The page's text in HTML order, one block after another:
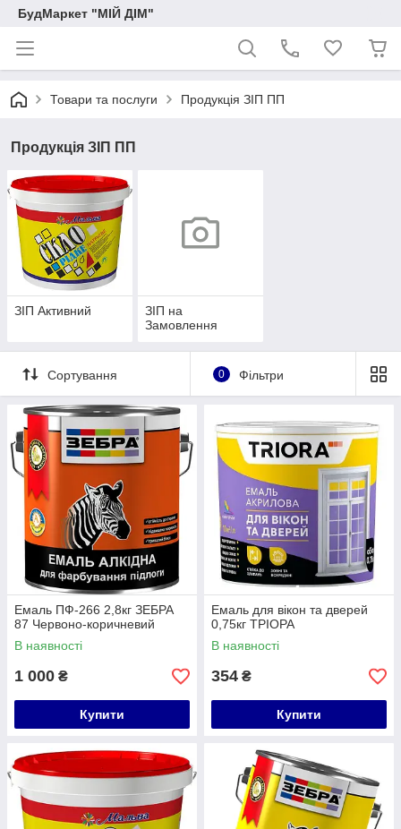
БудМаркет "МІЙ ДІМ"
Товари та послуги Продукція ЗІП ПП
Продукція ЗІП ПП
ЗІП Активний
ЗІП на
Замовлення
Сортування 0 Фільтри
Емаль ПФ-266 2,8кг ЗЕБРА
87 Червоно-коричневий
В наявності
1 000 ₴
Купити
Емаль для вікон та дверей
0,75кг ТРІОРА
В наявності
354 ₴
Купити